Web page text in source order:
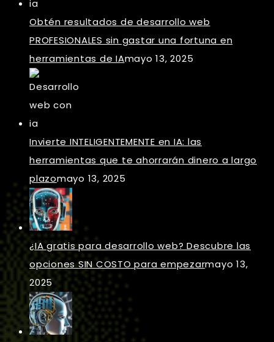
Obtén resultados de desarrollo web
PROFESIONALES sin gastar una fortuna en
herramientas de IAmayo 13, 2025
Invierte INTELIGENTEMENTE en IA: las
herramientas que te ahorrarán dinero a largo
plazomayo 13, 2025
¿IA gratis para desarrollo web? Descubre las
opciones SIN COSTO para empezarmayo 13,
2025